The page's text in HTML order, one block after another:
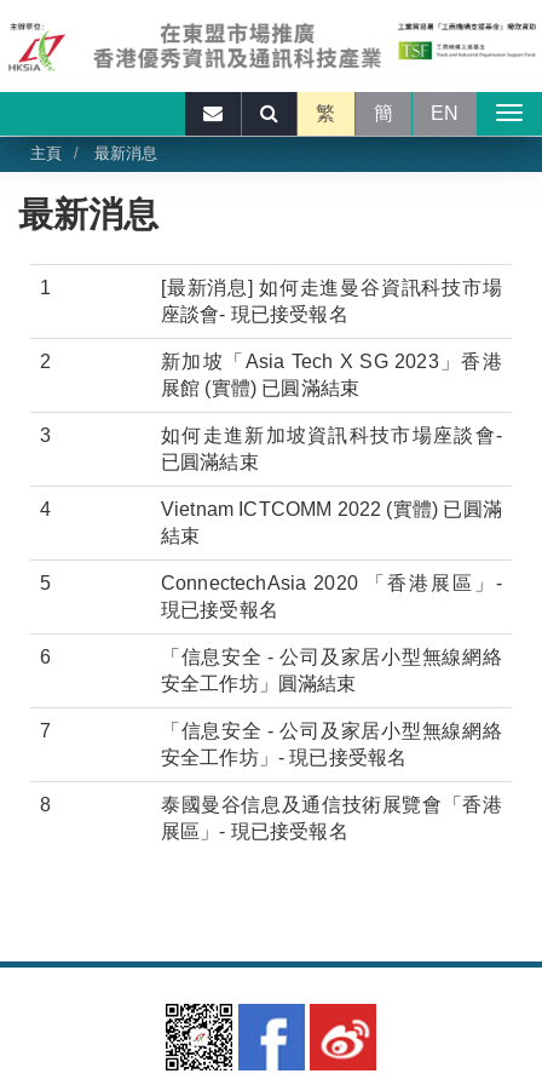
繁 簡 EN
主頁 最新消息
最新消息
1
[最新消息] 如何走進曼谷資訊科技市場
座談會- 現已接受報名
2
新加坡「Asia Tech X SG 2023」香港
展館 (實體) 已圓滿結束
3
如何走進新加坡資訊科技市場座談會-
已圓滿結束
4
Vietnam ICTCOMM 2022 (實體) 已圓滿
結束
5
ConnectechAsia 2020 「香港展區」-
現已接受報名
6
「信息安全 - 公司及家居小型無線網絡
安全工作坊」圓滿結束
7
「信息安全 - 公司及家居小型無線網絡
安全工作坊」- 現已接受報名
8
泰國曼谷信息及通信技術展覽會「香港
展區」- 現已接受報名